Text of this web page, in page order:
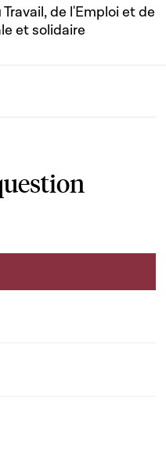
de l'Emploi et de
et solidaire